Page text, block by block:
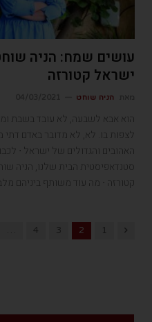
עושים שמח: הניה
ישראל קטורזה
הניה שוחט
הוא אבא לשבעה, לא עובד בשבת
לצפות בו. לא, לא מדובר באדם
האהובים והגדולים של ישראל ⋅
סטנדאפיסטית הבית שלנו, הניה
קטורזה ⋅ מה עוד משותף ביניהם
Previous
1
2
3
4